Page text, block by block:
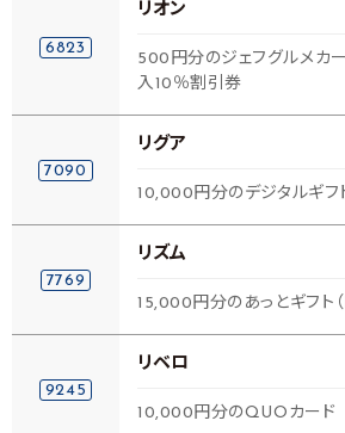
6823
リオン
500円分のジェフグルメカ
入10％割引券
7090
リグア
10,000円分のデジタルギフト
7769
リズム
15,000円分のあっとギフト（
9245
リベロ
10,000円分のQUOカード